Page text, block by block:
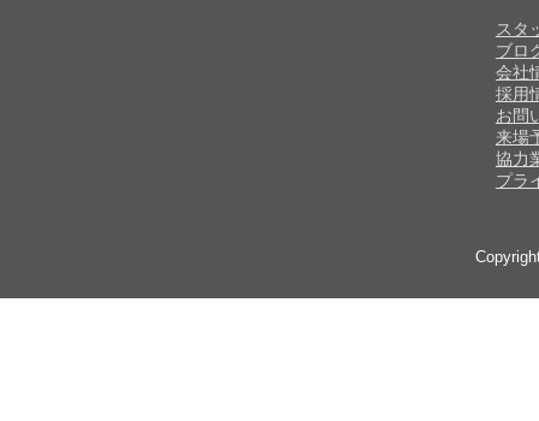
スタ
ブロ
会社
採用
お問
来場
協力
プラ